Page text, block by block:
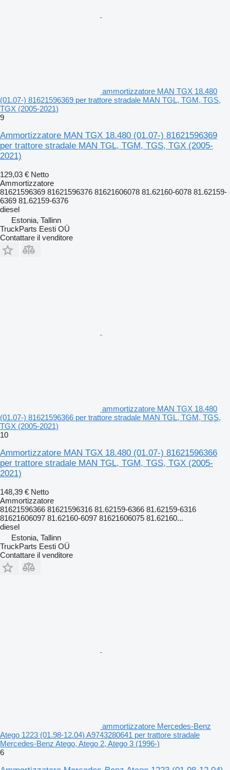
ammortizzatore MAN TGX 18.480
(01.07-) 81621596369 per trattore stradale MAN TGL, TGM, TGS,
TGX (2005-2021)
9
Ammortizzatore MAN TGX 18.480 (01.07-) 81621596369
per trattore stradale MAN TGL, TGM, TGS, TGX (2005-
2021)
129,03 € Netto
Ammortizzatore
81621596369 81621596376 81621606078 81.62160-6078 81.62159-
6369 81.62159-6376
diesel
Estonia, Tallinn
TruckParts Eesti OÜ
Contattare il venditore
ammortizzatore MAN TGX 18.480
(01.07-) 81621596366 per trattore stradale MAN TGL, TGM, TGS,
TGX (2005-2021)
10
Ammortizzatore MAN TGX 18.480 (01.07-) 81621596366
per trattore stradale MAN TGL, TGM, TGS, TGX (2005-
2021)
148,39 € Netto
Ammortizzatore
81621596366 81621596316 81.62159-6366 81.62159-6316
81621606097 81.62160-6097 81621606075 81.62160...
diesel
Estonia, Tallinn
TruckParts Eesti OÜ
Contattare il venditore
ammortizzatore Mercedes-Benz
Atego 1223 (01.98-12.04) A9743280641 per trattore stradale
Mercedes-Benz Atego, Atego 2, Atego 3 (1996-)
6